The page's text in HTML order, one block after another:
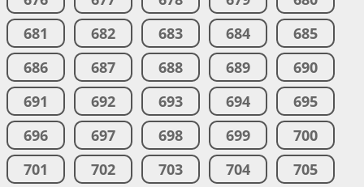
681
682 683 684
685
686
687 688 689
690
691
692 693 694
695
696
697 698 699
700
701
702 703 704
705